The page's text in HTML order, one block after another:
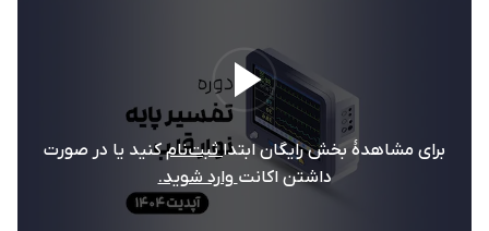
برای مشاهدۀ بخش رایگان ابتداثبت‌نامکنید یا در صورت
داشتن اکانت وارد شوید.